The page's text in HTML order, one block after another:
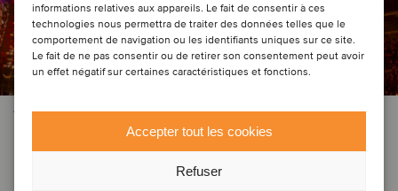
informations relatives aux appareils. Le fait de consentir à ces
technologies nous permettra de traiter des données telles que le
comportement de navigation ou les identifiants uniques sur ce site.
Le fait de ne pas consentir ou de retirer son consentement peut avoir
un effet négatif sur certaines caractéristiques et fonctions.
Accepter tout les cookies
Refuser
TMT
Niscon Inc. a été acquise par SGPS